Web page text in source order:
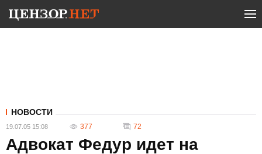
НОВОСТИ
19.07.05 15:08 377 72
Адвокат Федур идет на